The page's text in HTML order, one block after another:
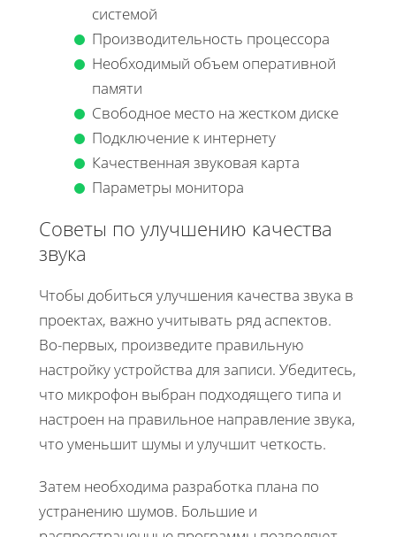
системой
Производительность процессора
Необходимый объем оперативной
памяти
Свободное место на жестком диске
Подключение к интернету
Качественная звуковая карта
Параметры монитора
Советы по улучшению качества
звука
Чтобы добиться улучшения качества звука в
проектах, важно учитывать ряд аспектов.
Во-первых, произведите правильную
настройку устройства для записи. Убедитесь,
что микрофон выбран подходящего типа и
настроен на правильное направление звука,
что уменьшит шумы и улучшит четкость.
Затем необходима разработка плана по
устранению шумов. Большие и